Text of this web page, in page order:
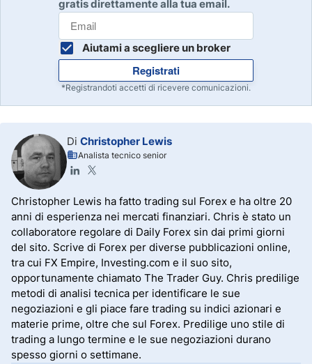
gratis direttamente alla tua email.
Aiutami a scegliere un broker
Registrati
*Registrandoti accetti di ricevere comunicazioni.
Di Christopher Lewis
Analista tecnico senior
Christopher Lewis ha fatto trading sul Forex e ha oltre 20
anni di esperienza nei mercati finanziari. Chris è stato un
collaboratore regolare di Daily Forex sin dai primi giorni
del sito. Scrive di Forex per diverse pubblicazioni online,
tra cui FX Empire, Investing.com e il suo sito,
opportunamente chiamato The Trader Guy. Chris predilige
metodi di analisi tecnica per identificare le sue
negoziazioni e gli piace fare trading su indici azionari e
materie prime, oltre che sul Forex. Predilige uno stile di
trading a lungo termine e le sue negoziazioni durano
spesso giorni o settimane.